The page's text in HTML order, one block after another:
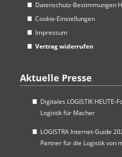
Datenschutz-Bestimmungen
Cookie-Einstellungen
Impressum
Vertrag widerrufen
Aktuelle Presse
Digitales LOGISTIK HEUTE-
Logistik für Macher
LOGISTRA Internet-Guide
Partner für die Logistik von